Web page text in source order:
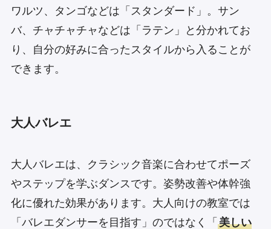
ワルツ、タンゴなどは「スタンダード」。サン
バ、チャチャチャなどは「ラテン」と分かれてお
り、自分の好みに合ったスタイルから入ることが
できます。
大人バレエ
大人バレエは、クラシック音楽に合わせてポーズ
やステップを学ぶダンスです。姿勢改善や体幹強
化に優れた効果があります。大人向けの教室では
「バレエダンサーを目指す」のではなく「 美しい